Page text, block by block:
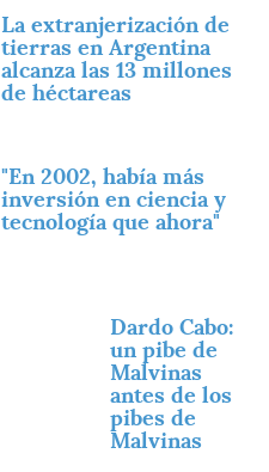
La extranjerización de
tierras en Argentina
alcanza las 13 millones
de héctareas
"En 2002, había más
inversión en ciencia y
tecnología que ahora"
Dardo Cabo:
un pibe de
Malvinas
antes de los
pibes de
Malvinas